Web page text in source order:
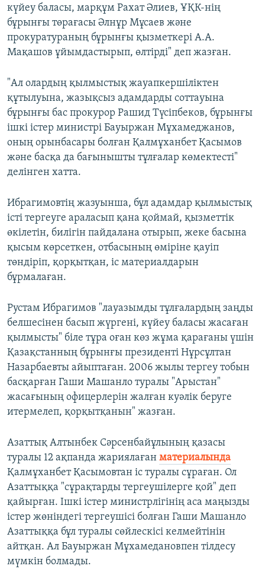
күйеу баласы, марқұм Рахат Әлиев, ҰҚК-нің
бұрынғы төрағасы Әлнұр Мұсаев және
прокуратураның бұрынғы қызметкері А.А.
Мақашов ұйымдастырып, өлтірді" деп жазған.
"Ал олардың қылмыстық жауапкершіліктен
құтылуына, жазықсыз адамдарды соттауына
бұрынғы бас прокурор Рашид Түсіпбеков, бұрынғы
ішкі істер министрі Бауыржан Мұхамеджанов,
оның орынбасары болған Қалмұханбет Қасымов
және басқа да бағынышты тұлғалар көмектесті"
делінген хатта.
Ибрагимовтің жазуынша, бұл адамдар қылмыстық
істі тергеуге араласып қана қоймай, қызметтік
өкілетін, билігін пайдалана отырып, жеке басына
қысым көрсеткен, отбасының өміріне қауіп
төндіріп, қорқытқан, іс материалдарын
бұрмалаған.
Рустам Ибрагимов "лауазымды тұлғалардың заңды
белшесінен басып жүргені, күйеу баласы жасаған
қылмысты" біле тұра оған көз жұма қарағаны үшін
Қазақстанның бұрынғы президенті Нұрсұлтан
Назарбаевты айыптаған. 2006 жылы тергеу тобын
басқарған Гаши Машанло туралы "Арыстан"
жасағының офицерлерін жалған куәлік беруге
итермелеп, қорқытқанын" жазған.
Азаттық Алтынбек Сәрсенбайұлының қазасы
туралы 12 ақпанда жариялаған материалында
Қалмұханбет Қасымовтан іс туралы сұраған. Ол
Азаттыққа "сұрақтарды тергеушілерге қой" деп
қайырған. Ішкі істер министрлігінің аса маңызды
істер жөніндегі тергеушісі болған Гаши Машанло
Азаттыққа бұл туралы сөйлескісі келмейтінін
айтқан. Ал Бауыржан Мұхамедановпен тілдесу
мүмкін болмады.